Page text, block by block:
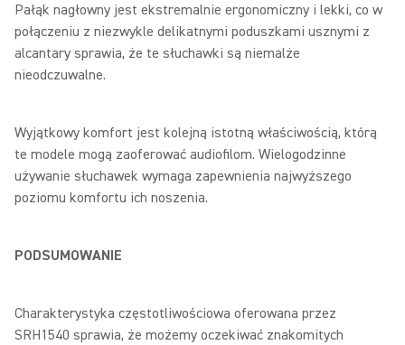
Pałąk nagłowny jest ekstremalnie ergonomiczny i lekki, co w
połączeniu z niezwykle delikatnymi poduszkami usznymi z
alcantary sprawia, że te słuchawki są niemalże
nieodczuwalne.
Wyjątkowy komfort jest kolejną istotną właściwością, którą
te modele mogą zaoferować audiofilom. Wielogodzinne
używanie słuchawek wymaga zapewnienia najwyższego
poziomu komfortu ich noszenia.
PODSUMOWANIE
Charakterystyka częstotliwościowa oferowana przez
SRH1540 sprawia, że możemy oczekiwać znakomitych